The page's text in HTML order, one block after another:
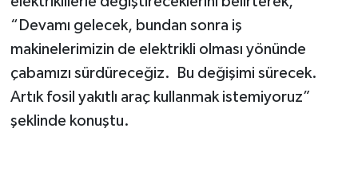
“Devamı gelecek, bundan sonra iş
makinelerimizin de elektrikli olması yönünde
çabamızı sürdüreceğiz. Bu değişimi sürecek.
Artık fosil yakıtlı araç kullanmak istemiyoruz”
şeklinde konuştu.